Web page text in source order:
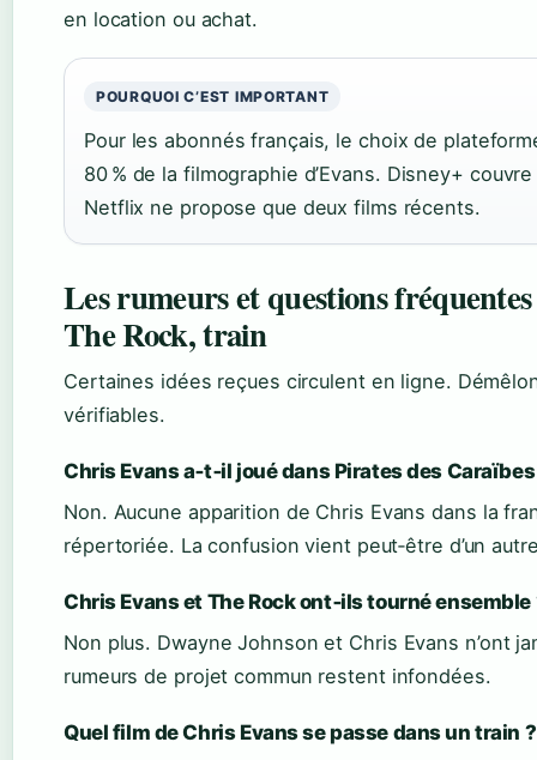
en location ou achat.
POURQUOI C’EST IMPORTANT
Pour les abonnés français, le choix de
80 % de la filmographie d’Evans. Disney+
Netflix ne propose que deux films récents.
Les rumeurs et questions
The Rock, train
Certaines idées reçues circulent en ligne.
vérifiables.
Chris Evans a‑t‑il joué dans Pirates des
Non. Aucune apparition de Chris Evans dans la
répertoriée. La confusion vient peut‑être d’un
Chris Evans et The Rock ont‑ils tourné ensemble
Non plus. Dwayne Johnson et Chris Evans n’ont
rumeurs de projet commun restent infondées.
Quel film de Chris Evans se passe dans un train ?